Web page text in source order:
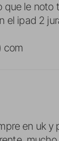
que le
el ipad 2
com
en uk